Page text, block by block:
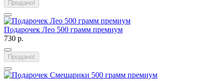
Продано!
Подарочек Лео 500 грамм премиум
730 р.
Продано!